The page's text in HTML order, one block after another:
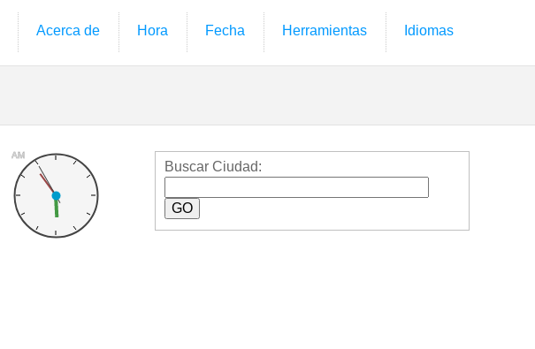
Acerca de Hora Fecha Herramientas Idiomas
AM
Buscar Ciudad: